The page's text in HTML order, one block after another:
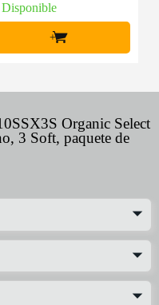
Disponible
+
Organic Select
3 Soft, paquete de